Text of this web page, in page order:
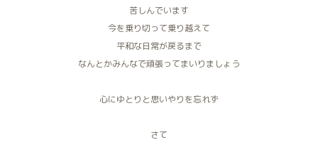
苦しんでいます
今を乗り切って乗り越えて
平和な日常が戻るまで
なんとかみんなで頑張ってまいりましょう
心にゆとりと思いやりを忘れず
さて